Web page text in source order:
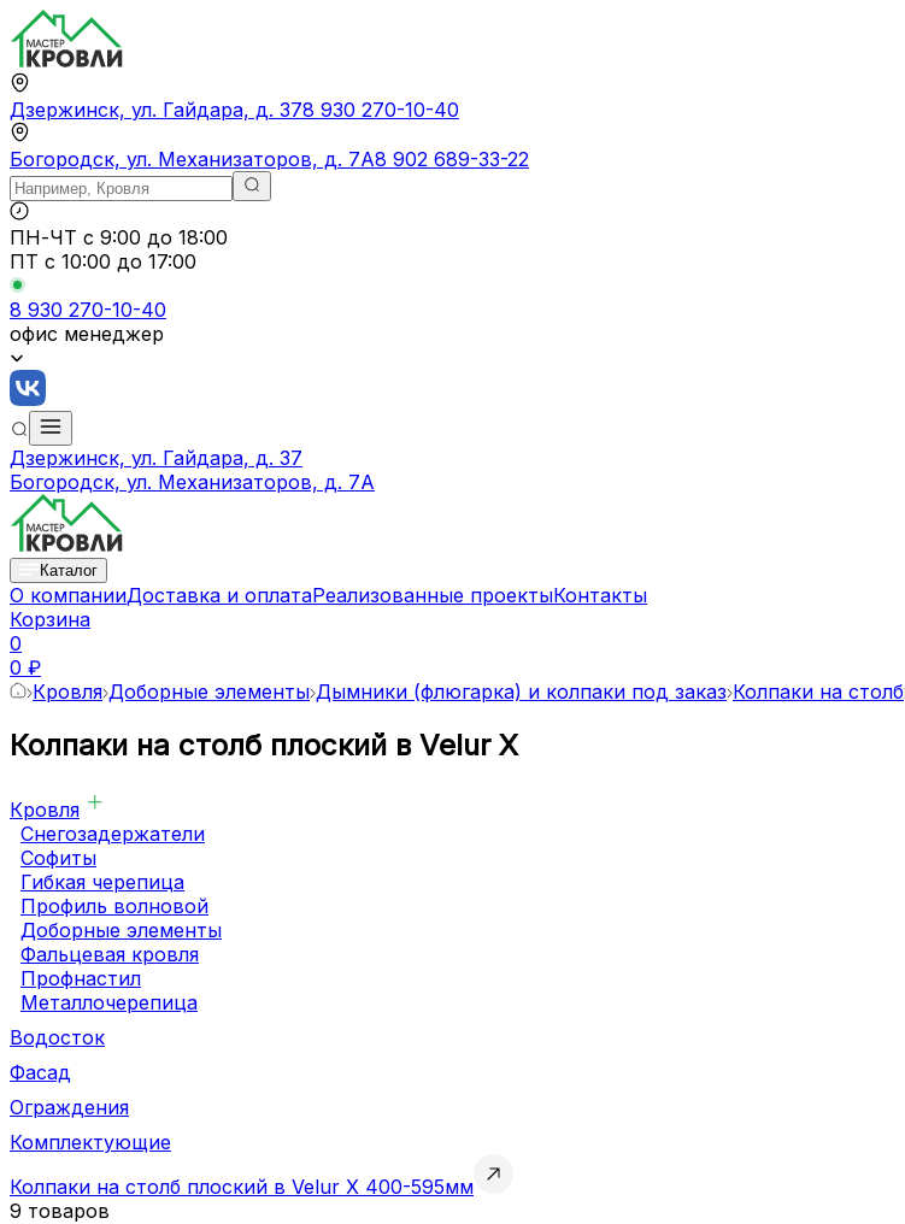
Дзержинск, ул. Гайдара, д. 378 930 270-10-40
Богородск, ул. Механизаторов, д. 7А8 902 689-33-22
ПН-ЧТ с 9:00 до 18:00
ПТ с 10:00 до 17:00
8 930 270-10-40
офис менеджер
Дзержинск, ул. Гайдара, д. 37
Богородск, ул. Механизаторов, д. 7А
Каталог
О компанииДоставка и оплатаРеализованные проектыКонтакты
Корзина
0
0 ₽
Кровля Доборные элементы Дымники (флюгарка) и колпаки под заказ Колпаки на столб
Колпаки на столб плоский в Velur X
Кровля
Снегозадержатели
Софиты
Гибкая черепица
Профиль волновой
Доборные элементы
Фальцевая кровля
Профнастил
Металлочерепица
Водосток
Фасад
Ограждения
Комплектующие
Колпаки на столб плоский в Velur X 400-595мм
9 товаров